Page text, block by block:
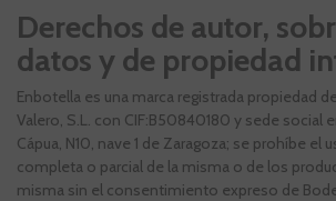
Derechos de autor,
datos y de propiedad
Enbotella es una marca registrada propiedad
Valero, S.L. con CIF:B50840180 y sede social
Cápua, N10, nave 1 de Zaragoza; se prohíbe el
completa o parcial de la misma o de los
misma sin el consentimiento expreso de